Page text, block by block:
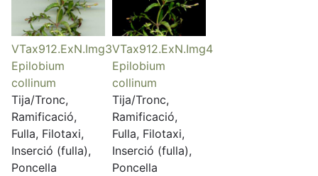
VTax912.ExN.Img3
Epilobium
collinum
Tija/Tronc,
Ramificació,
Fulla, Filotaxi,
Inserció (fulla),
Poncella
VTax912.ExN.Img4
Epilobium
collinum
Tija/Tronc,
Ramificació,
Fulla, Filotaxi,
Inserció (fulla),
Poncella